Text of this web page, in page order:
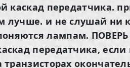
каскад передатчика.
лучше. и не слушай ни
лампам. ПОВЕРЬ
передатчика,